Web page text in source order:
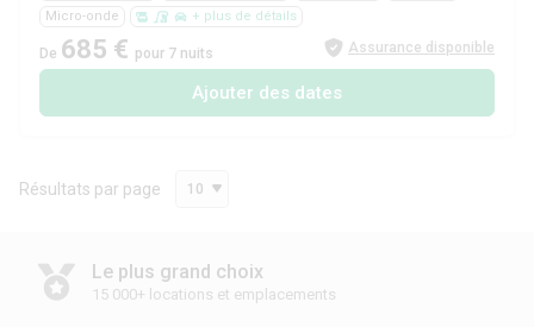
Micro-onde
+ plus de détails
De 685 € pour 7 nuits Assurance disponible
Ajouter des dates
Résultats par page 10
Le plus grand choix
15 000+ locations et emplacements